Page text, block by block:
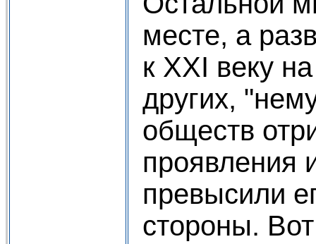
месте, а
к XXI веку
других,
обществ
проявления
превысили
стороны.